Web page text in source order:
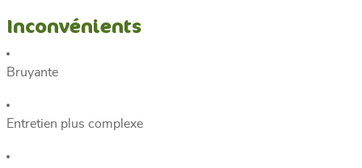
Inconvénients
Bruyante
Entretien plus complexe